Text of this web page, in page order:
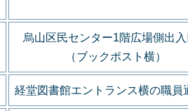
烏山区民センター1階広場側出
（ブックポスト横）
経堂図書館エントランス横の職員